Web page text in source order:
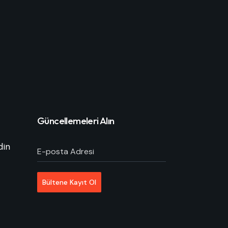
Güncellemeleri Alın
E-posta Adresi
Bültene Kayıt Ol